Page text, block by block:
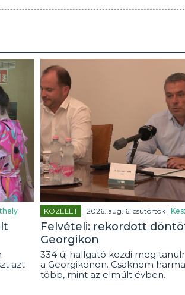
azt
KÖZÉLET | 2026. aug. 6. csütörtök |
Felvételi: rekordott
Georgikon
334 új hallgató kezdi meg
a Georgikonon. Csaknem
több, mint az elmúlt évben.